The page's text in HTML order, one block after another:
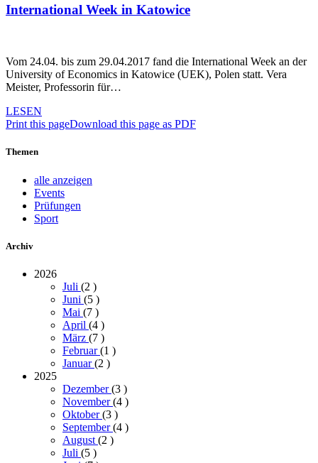
International Week in Katowice
Vom 24.04. bis zum 29.04.2017 fand die International Week an der
University of Economics in Katowice (UEK), Polen statt. Vera
Meister, Professorin für…
LESEN
Print this pageDownload this page as PDF
Themen
alle anzeigen
Events
Prüfungen
Sport
Archiv
2026
Juli (2 )
Juni (5 )
Mai (7 )
April (4 )
März (7 )
Februar(1 )
Januar(2 )
2025
Dezember(3 )
November(4 )
Oktober(3 )
September(4 )
August (2 )
Juli (5 )